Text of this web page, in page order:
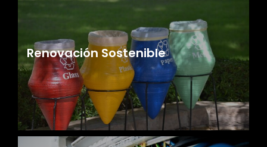
Renovación Sostenible